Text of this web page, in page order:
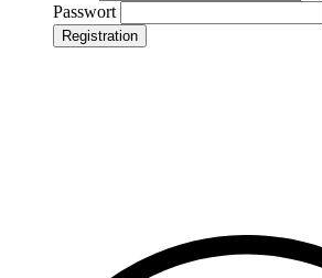
Passwort
Registration